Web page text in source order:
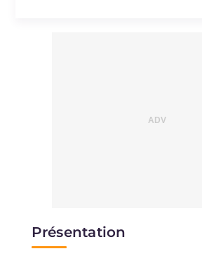
Présentation